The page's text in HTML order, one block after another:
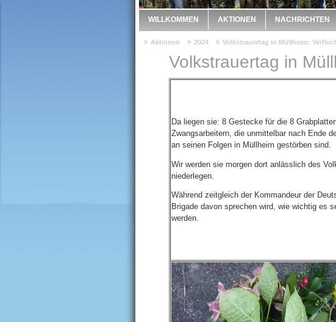
WILLKOMMEN AKTIONEN NACHRICHTEN
Aktionen 2024 Volkstrauertag in Müllheim:
Volkstrauertag in
Da liegen sie: 8 Gestecke für die 8
Zwangsarbeitern, die unmittelbar nach Ende
an seinen Folgen in Müllheim gestörben sind.
Wir werden sie morgen dort anlässlich des
niederlegen.
Während zeitgleich der Kommandeur der
Brigade davon sprechen wird, wie wichtig es
werden.